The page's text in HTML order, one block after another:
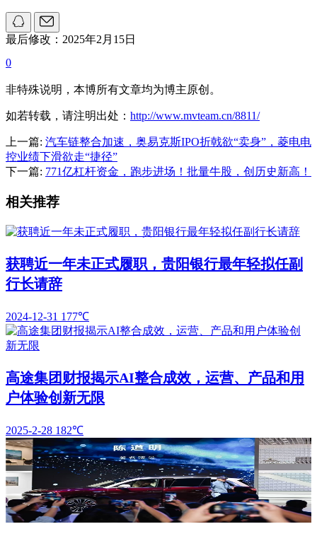
最后修改：2025年2月15日
0
非特殊说明，本博所有文章均为博主原创。
如若转载，请注明出处： http://www.mvteam.cn/8811/
上一篇: 汽车链整合加速，奥易克斯IPO折戟欲“卖身”，菱电电
控业绩下滑欲走“捷径”
下一篇: 771亿杠杆资金，跑步进场！批量牛股，创历史新高！
相关推荐
获聘近一年未正式履职，贵阳银行最年轻拟任副
行长请辞
2024-12-31 177℃
高途集团财报揭示AI整合成效，运营、产品和用
户体验创新无限
2025-2-28 182℃